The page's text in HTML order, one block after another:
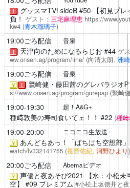
！ グッスマTV! sideB#50 【初見プレ
負！ ゲスト： 三宅麻理恵 https://
kw4 (青木瑠璃子)
19:00ごろ配信 音泉
！ 天津向のためになるらじお #44 ゲ
ww.onsen.ag/program/iine/ (向清太朗, 洲
19:00ごろ配信 音泉
￥ ！ 鷲崎健・藤田茜のグレパラジオP
s://www.onsen.ag/program/gurepap (鷲崎
19:00-19:30 超！A&G+
種﨑敦美の寿司食いてェ！！ #22 (種
19:00-20:00 ニコニコ生放送
￥ あんどもあっ！「ぱちぱち空想部」
watch/lv332141755 (長野佑紀, 河野ひより)
20:00ごろ配信 Abemaビデオ
￥ 声優と夜あそび2021 【水：小松未
空】 #09 プレミアム #小松上坂徳井と